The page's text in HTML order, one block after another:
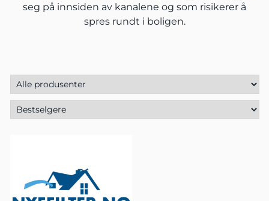
seg på innsiden av kanalene og som risikerer å
spres rundt i boligen.